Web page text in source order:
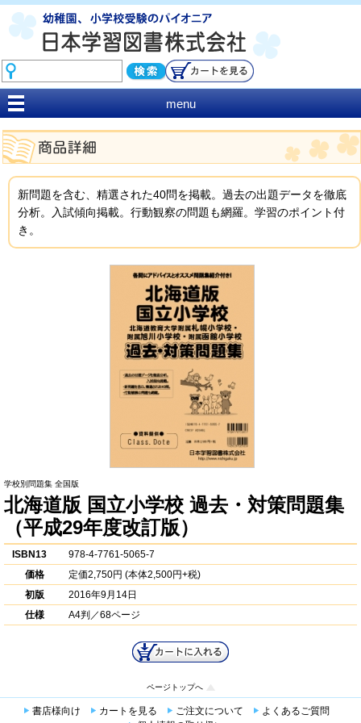
menu
新問題を含む、精選された40問を掲載。過去の出題データを徹底
分析。入試傾向掲載。行動観察の問題も網羅。学習のポイント付
き。
学校別問題集 全国版
北海道版 国立小学校 過去・対策問題集
（平成29年度改訂版）
ISBN13
978-4-7761-5065-7
価格
定価2,750円 (本体2,500円+税)
初版
2016年9月14日
仕様
A4判／68ページ
ページトップへ
書店様向け カートを見る ご注文について
よくあるご質問